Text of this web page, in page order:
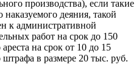
производства), если такие
деяния, такой
к административной
работ на срок до 150
на срок от 10 до 15
в размере 20 тыс. руб.